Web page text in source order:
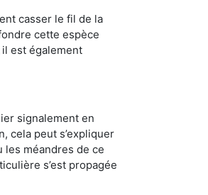
casser le fil de la
cette espèce
est également
signalement en
cela peut s’expliquer
les méandres de ce
s’est propagée